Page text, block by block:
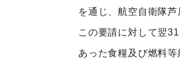
を通じ、航空自衛隊
この要請に対して翌
あった食糧及び燃料